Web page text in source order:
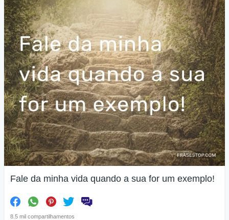
Fale da minha vida quando a sua for um exemplo!
8.5 mil compartilhamentos